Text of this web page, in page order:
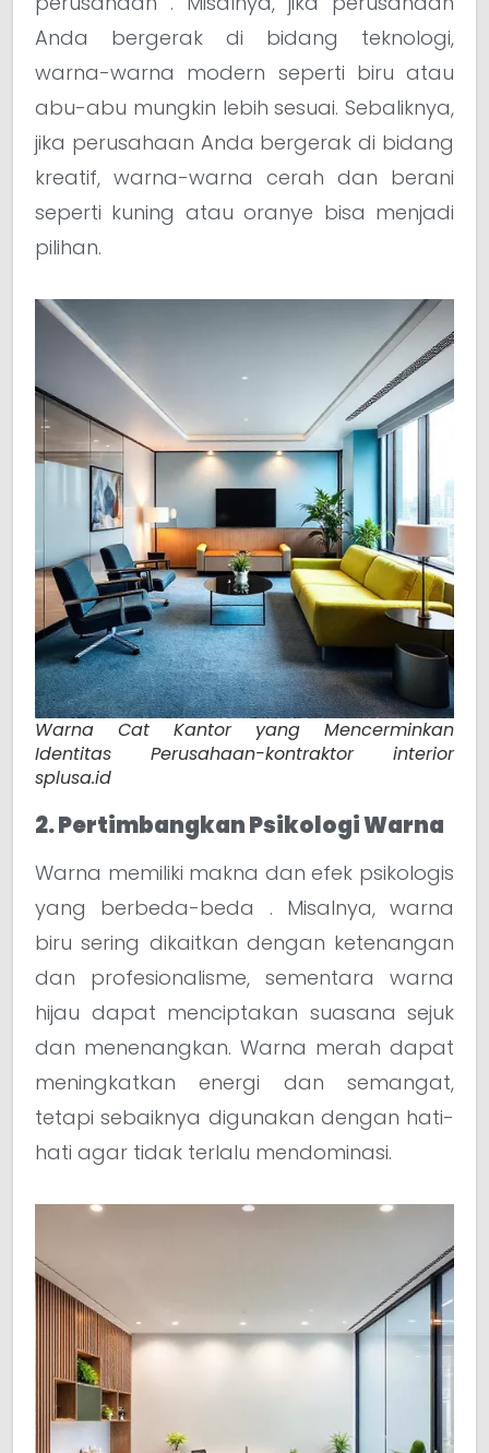
Anda bergerak di bidang teknologi,
warna-warna modern seperti biru atau
abu-abu mungkin lebih sesuai. Sebaliknya,
jika perusahaan Anda bergerak di bidang
kreatif, warna-warna cerah dan berani
seperti kuning atau oranye bisa menjadi
pilihan.
Warna Cat Kantor yang Mencerminkan
Identitas Perusahaan-kontraktor interior
splusa.id
2. Pertimbangkan Psikologi Warna
Warna memiliki makna dan efek psikologis
yang berbeda-beda . Misalnya, warna
biru sering dikaitkan dengan ketenangan
dan profesionalisme, sementara warna
hijau dapat menciptakan suasana sejuk
dan menenangkan. Warna merah dapat
meningkatkan energi dan semangat,
tetapi sebaiknya digunakan dengan hati-
hati agar tidak terlalu mendominasi.